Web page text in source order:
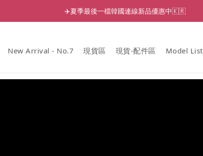
✈️夏季最後一檔韓國連線新品優惠中🇰🇷
New Arrival - No.7 現貨區 現貨-配件區 Model List